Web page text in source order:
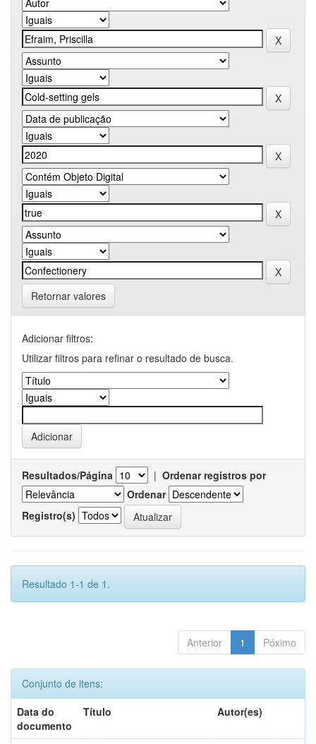
Retornar valores
Adicionar filtros:
Utilizar filtros para refinar o resultado de busca.
Resultados/Página | Ordenar registros por
Ordenar
Registro(s)
Resultado 1-1 de 1.
Anterior 1 Póximo
Conjunto de itens:
Data do
documento
Título Autor(es)